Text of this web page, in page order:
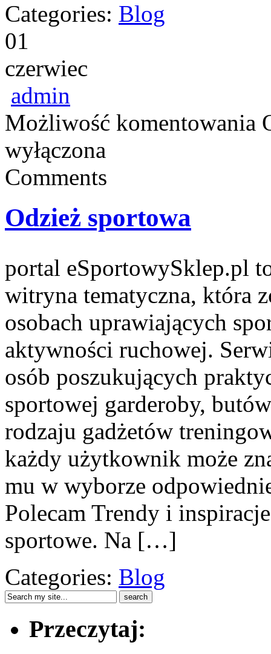
Categories: Blog
01
czerwiec
admin
Możliwość komentowania
wyłączona
Comments
Odzież sportowa
portal eSportowySklep.pl
witryna tematyczna, która
osobach uprawiających
aktywności ruchowej.
osób poszukujących
sportowej garderoby,
rodzaju gadżetów
każdy użytkownik może
mu w wyborze
Polecam Trendy i
sportowe. Na […]
Categories: Blog
Przeczytaj: